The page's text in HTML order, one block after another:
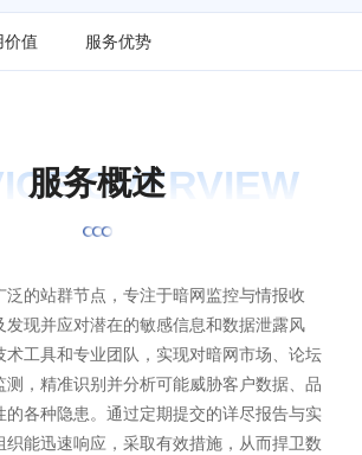
价值 服务优势
OVERVIEW
服务概述
泛的站群节点，专注于暗网监控与情报收
发现并应对潜在的敏感信息和数据泄露风
术工具和专业团队，实现对暗网市场、论坛
测，精准识别并分析可能威胁客户数据、品
的各种隐患。通过定期提交的详尽报告与实
织能迅速响应，采取有效措施，从而捍卫数